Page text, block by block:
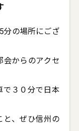
分の場所にござ
からのアクセ
で３０分で日本
と、ぜひ信州の